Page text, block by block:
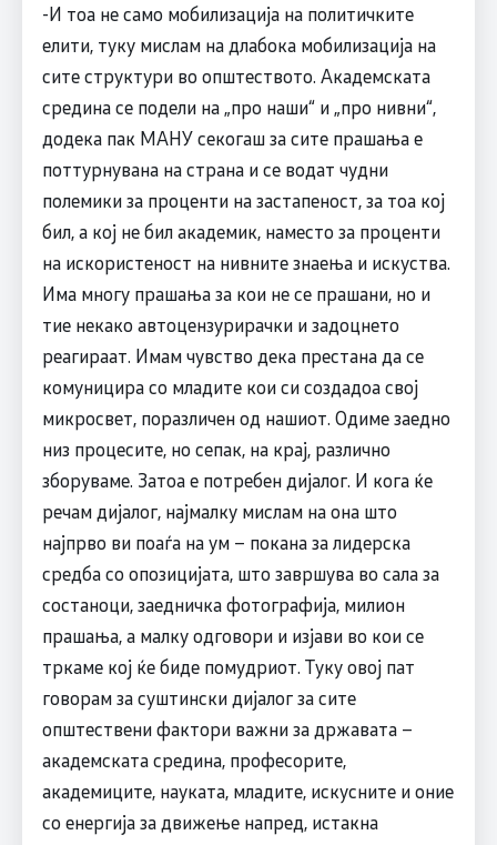
-И тоа не само мобилизација на политичките
елити, туку мислам на длабока мобилизација на
сите структури во општеството. Академската
средина се подели на „про наши“ и „про нивни“,
додека пак МАНУ секогаш за сите прашања е
поттурнувана на страна и се водат чудни
полемики за проценти на застапеност, за тоа кој
бил, а кој не бил академик, наместо за проценти
на искористеност на нивните знаења и искуства.
Има многу прашања за кои не се прашани, но и
тие некако автоцензурирачки и задоцнето
реагираат. Имам чувство дека престана да се
комуницира со младите кои си создадоа свој
микросвет, поразличен од нашиот. Одиме заедно
низ процесите, но сепак, на крај, различно
зборуваме. Затоа е потребен дијалог. И кога ќе
речам дијалог, најмалку мислам на она што
најпрво ви поаѓа на ум – покана за лидерска
средба со опозицијата, што завршува во сала за
состаноци, заедничка фотографија, милион
прашања, а малку одговори и изјави во кои се
тркаме кој ќе биде помудриот. Туку овој пат
говорам за суштински дијалог за сите
општествени фактори важни за државата –
академската средина, професорите,
академиците, науката, младите, искусните и оние
со енергија за движење напред, истакна